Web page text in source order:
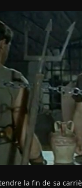
la fin de sa